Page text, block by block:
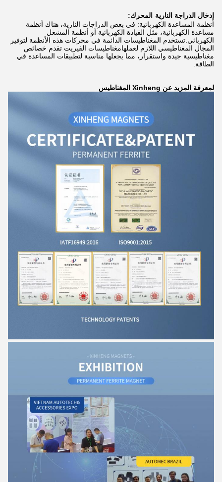
إدخال الدراجة النارية
المحرك:
أنظمة المساعدة الكهربائية: في بعض الدراجات النارية، هناك أنظمة
مساعدة الكهربائية، مثل القيادة الكهربائية أو أنظمة المشغل
الكهربائي.تستخدم المغناطيسات الدائمة في محركات هذه الأنظمة لتوفير
المجال المغناطيسي اللازم لعملهامغناطيسات الفيريت تقدم خصائص
مغناطيسية جيدة واستقرار، مما يجعلها مناسبة لتطبيقات المساعدة في
الطاقة.
لمعرفة المزيد عن Xinheng المغناطيس